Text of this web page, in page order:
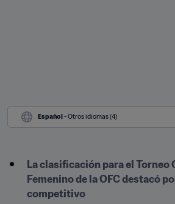
Español - Otros idiomas (4)
La clasificación para el Torneo
Femenino de la OFC destacó
competitivo